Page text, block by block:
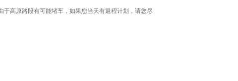
高原路段有可能堵车，如果您当天有返程计划，请您尽